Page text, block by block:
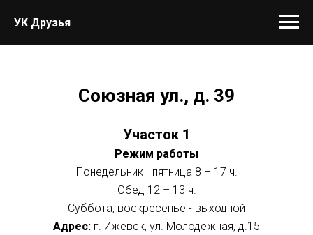
УК Друзья
Союзная ул., д. 39
Участок 1
Режим работы
Понедельник - пятница 8 – 17 ч.
Обед 12 – 13 ч.
Суббота, воскресенье - выходной
Адрес: г. Ижевск, ул. Молодежная, д.15